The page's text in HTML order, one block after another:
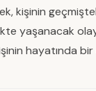
kişinin
yaşanacak
hayatında bir